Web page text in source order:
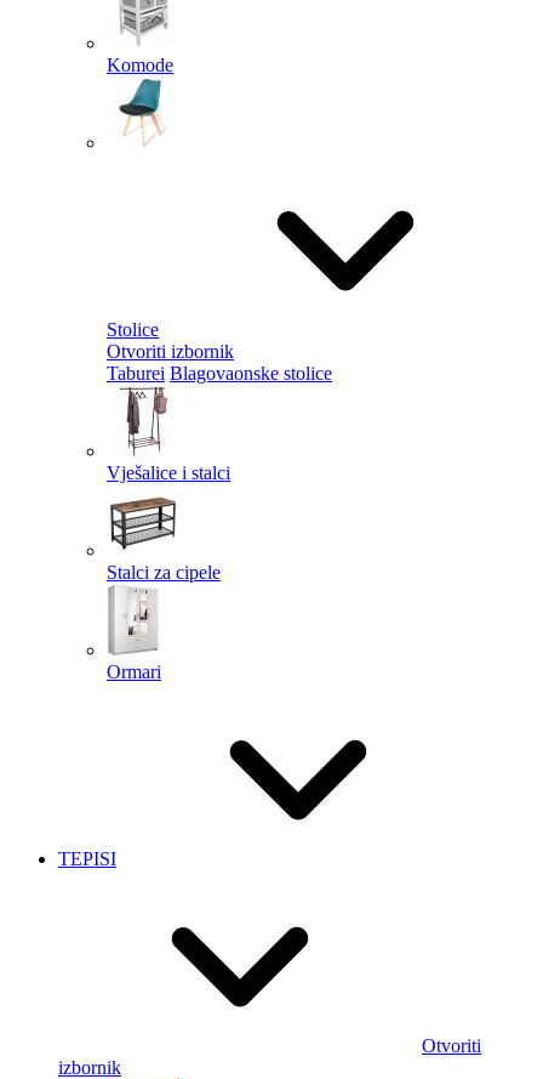
Komode
Stolice
Otvoriti izbornik
Taburei Blagovaonske stolice
Vješalice i stalci
Stalci za cipele
Ormari
TEPISI
Otvoriti
izbornik